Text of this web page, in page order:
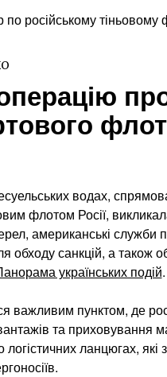
водах,
флотом Росії,
американські служби
обходу санкцій, а також
українських подій.
пунктом, де
та приховування
ланцюгах, які